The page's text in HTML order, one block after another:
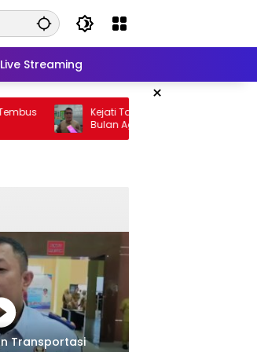
Live Streaming
×
Kejati Targetkan Berkas Arinal Rampung
Bulan Agustus
Transportasi